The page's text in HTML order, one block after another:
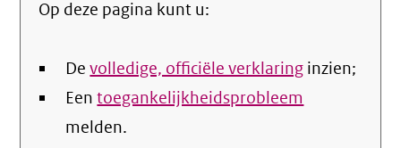
Op deze pagina kunt u:
Devolledige, officiële verklaring inzien;
Eentoegankelijkheidsprobleem
melden.